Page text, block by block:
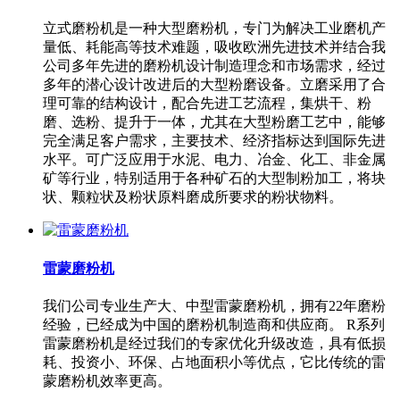
立式磨粉机是一种大型磨粉机，专门为解决工业磨机产
量低、耗能高等技术难题，吸收欧洲先进技术并结合我
公司多年先进的磨粉机设计制造理念和市场需求，经过
多年的潜心设计改进后的大型粉磨设备。立磨采用了合
理可靠的结构设计，配合先进工艺流程，集烘干、粉
磨、选粉、提升于一体，尤其在大型粉磨工艺中，能够
完全满足客户需求，主要技术、经济指标达到国际先进
水平。可广泛应用于水泥、电力、冶金、化工、非金属
矿等行业，特别适用于各种矿石的大型制粉加工，将块
状、颗粒状及粉状原料磨成所要求的粉状物料。
雷蒙磨粉机
我们公司专业生产大、中型雷蒙磨粉机，拥有22年磨粉
经验，已经成为中国的磨粉机制造商和供应商。 R系列
雷蒙磨粉机是经过我们的专家优化升级改造，具有低损
耗、投资小、环保、占地面积小等优点，它比传统的雷
蒙磨粉机效率更高。